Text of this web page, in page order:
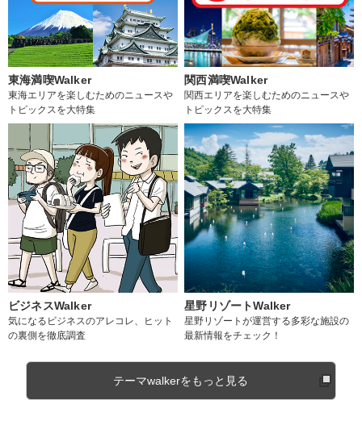
東海満喫Walker
東海エリアを楽しむためのニュースや
トピックスを大特集
関西満喫Walker
関西エリアを楽しむためのニュースや
トピックスを大特集
ビジネスWalker
気になるビジネスのアレコレ、ヒット
の裏側を徹底調査
星野リゾートWalker
星野リゾートが運営する多彩な施設の
最新情報をチェック！
テーマwalkerをもっと見る